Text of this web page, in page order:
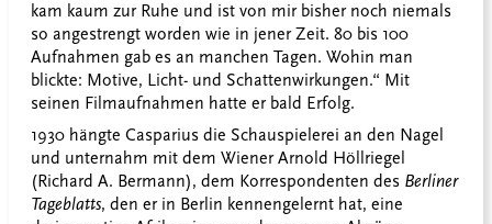
kam kaum zur Ruhe und ist von mir bisher noch niemals
so angestrengt worden wie in jener Zeit. 80 bis 100
Aufnahmen gab es an manchen Tagen. Wohin man
blickte: Motive, Licht- und Schattenwirkungen.“ Mit
seinen Filmaufnahmen hatte er bald Erfolg.
1930 hängte Casparius die Schauspielerei an den Nagel
und unternahm mit dem Wiener Arnold Höllriegel
(Richard A. Bermann), dem Korrespondenten des Berliner
Tageblatts, den er in Berlin kennengelernt hat, eine